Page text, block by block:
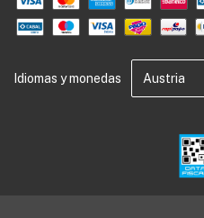
Idiomas y monedas